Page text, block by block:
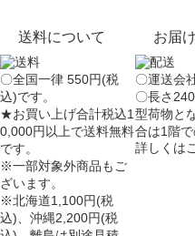
送料について
〇全国一律 550円(税
込)です。
★お買い上げ合計税込1
0,000円以上で送料無料
です。
※一部対象外商品もご
ざいます。
※北海道1,100円(税
込)、沖縄2,200円(税
お届
〇運送会
〇長さ
型荷物と
合は1階
詳しくは